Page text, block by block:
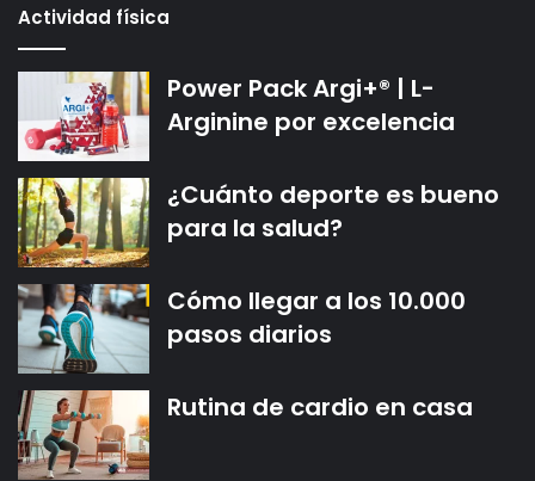
Actividad física
Power Pack Argi+® | L-
Arginine por excelencia
¿Cuánto deporte es bueno
para la salud?
Cómo llegar a los 10.000
pasos diarios
Rutina de cardio en casa